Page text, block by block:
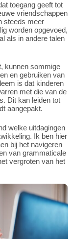
toegang geeft tot
vriendschappen
steeds meer
worden opgevoed,
als in andere talen
kunnen sommige
en gebruiken van
is dat kinderen
met die van de
Dit kan leiden tot
aangepakt.
welke uitdagingen
Ik ben hier
bij het navigeren
van grammaticale
vergroten van het